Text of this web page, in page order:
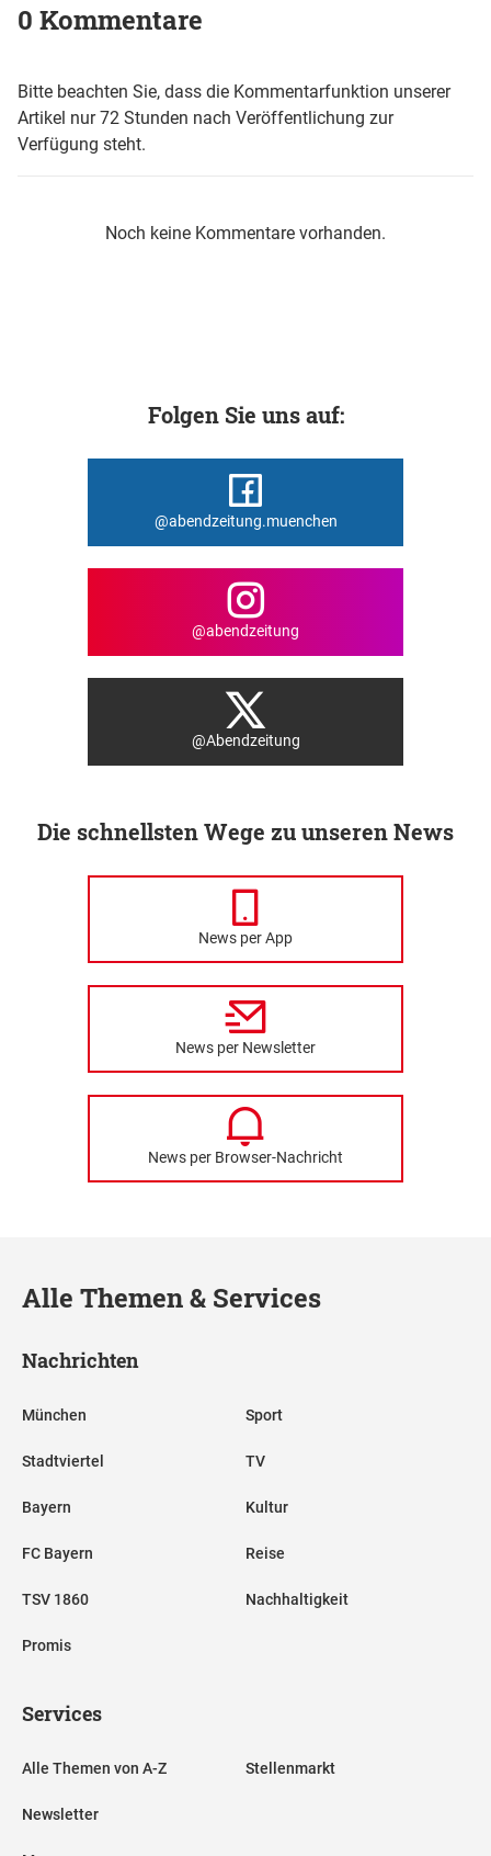
0 Kommentare
Bitte beachten Sie, dass die Kommentarfunktion unserer
Artikel nur 72 Stunden nach Veröffentlichung zur
Verfügung steht.
Noch keine Kommentare vorhanden.
Folgen Sie uns auf:
@abendzeitung.muenchen
@abendzeitung
@Abendzeitung
Die schnellsten Wege zu unseren News
News per App
News per Newsletter
News per Browser-Nachricht
Alle Themen & Services
Nachrichten
München
Stadtviertel
Bayern
FC Bayern
TSV 1860
Promis
Sport
TV
Kultur
Reise
Nachhaltigkeit
Services
Alle Themen von A-Z
Newsletter
Stellenmarkt